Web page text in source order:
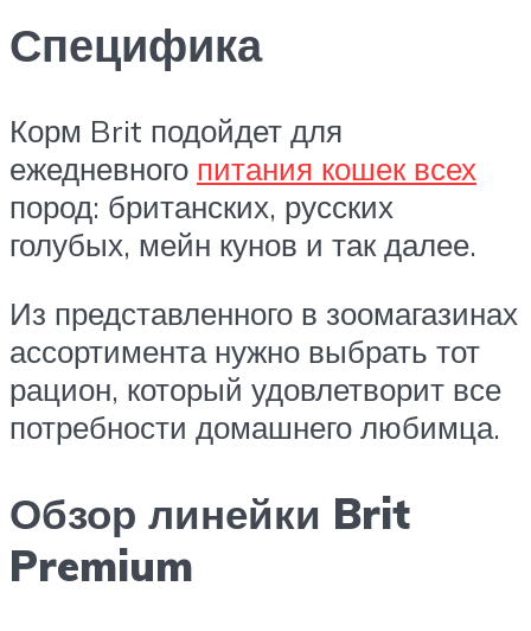
Специфика
Корм Brit подойдет для
ежедневного питания кошек всех
пород: британских, русских
голубых, мейн кунов и так далее.
Из представленного в зоомагазинах
ассортимента нужно выбрать тот
рацион, который удовлетворит все
потребности домашнего любимца.
Обзор линейки Brit
Premium